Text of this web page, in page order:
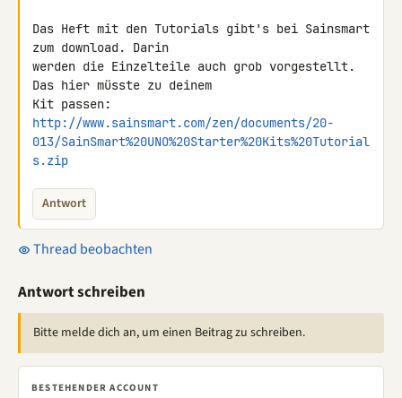
Das Heft mit den Tutorials gibt's bei Sainsmart
zum download. Darin
werden die Einzelteile auch grob vorgestellt.
Das hier müsste zu deinem
http://www.sainsmart.com/zen/documents/20-
013/SainSmart%20UNO%20Starter%20Kits%20Tutorial
s.zip
Antwort
Thread beobachten
Antwort schreiben
Bitte melde dich an, um einen Beitrag zu schreiben.
BESTEHENDER ACCOUNT